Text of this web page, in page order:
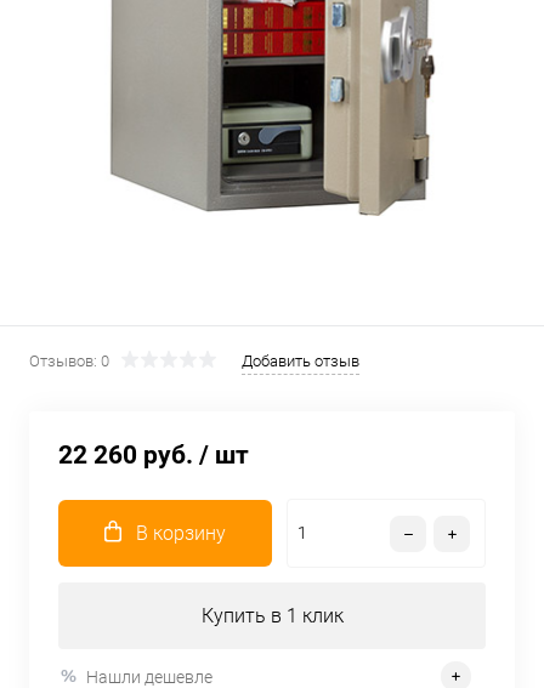
Отзывов: 0 Добавить отзыв
22 260 руб. / шт
В корзину
Купить в 1 клик
Нашли дешевле